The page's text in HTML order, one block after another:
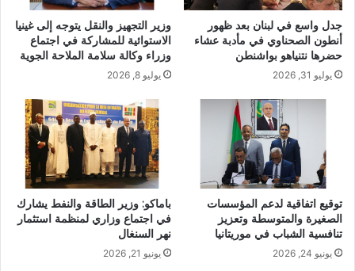
جدل واسع في لبنان بعد ظهور
أنطون الصحناوي في مأدبة عشاء
حضرها نتنياهو بواشنطن
يوليو 31, 2026
وزير التجهيز والنقل يتوجه إلى غينيا
الاستوائية للمشاركة في اجتماع
وزراء وكالة سلامة الملاحة الجوية
يوليو 8, 2026
توقيع اتفاقية لدعم المؤسسات
الصغيرة والمتوسطة وتعزيز
تنافسية الشباب في موريتانيا
يونيو 24, 2026
باماكو: وزير الطاقة والنفط يشارك
في اجتماع وزاري لمنظمة استثمار
نهر السنغال
يونيو 21, 2026